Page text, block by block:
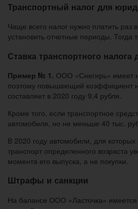
Транспортный налог для
Чаще всего налог нужно платить
установить отчетные периоды. Тогда
Ставка транспортного
Пример № 1. ООО «Снегирь» имеет
поэтому повышающий коэффициент
составляет в 2020 году 9,4 рубля.
Кроме того, если транспортное
автомобиля, но не меньше 40 тыс.
В 2020 году автомобили, для
транспорт определенного возраста
момента его выпуска, а не покупки.
Штрафы и санкции
На балансе ООО «Ласточка»